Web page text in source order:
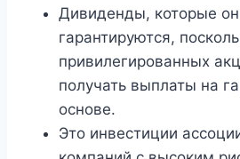
Дивиденды, которые
гарантируются,
привилегированных
получать выплаты на
основе.
Это инвестиции